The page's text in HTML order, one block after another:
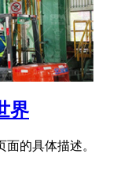
界
的具体描述。